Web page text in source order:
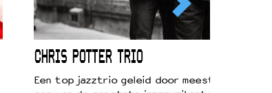
CHRIS POTTER TRIO
Een top jazztrio geleid door